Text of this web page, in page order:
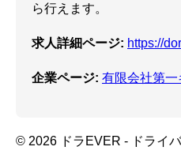
ら行えます。
求人詳細ページ: https://
企業ページ: 有限会社第
© 2026 ドラEVER - ドライ